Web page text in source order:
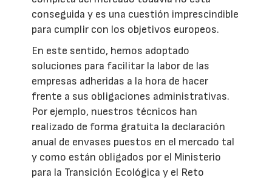
conseguida y es una cuestión imprescindible
para cumplir con los objetivos europeos.
En este sentido, hemos adoptado
soluciones para facilitar la labor de las
empresas adheridas a la hora de hacer
frente a sus obligaciones administrativas.
Por ejemplo, nuestros técnicos han
realizado de forma gratuita la declaración
anual de envases puestos en el mercado tal
y como están obligados por el Ministerio
para la Transición Ecológica y el Reto